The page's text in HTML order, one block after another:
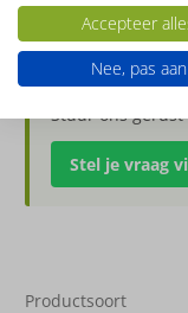
summer
6
aantal
Heb je een
Stuur ons
Stel je vraag
Productsoort
Accepteer
Nee, pas aan